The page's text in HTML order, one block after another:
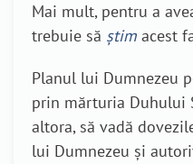
Mai mult, pentru a
trebuie să știm acest
Planul lui Dumnezeu
prin mărturia Duhului
altora, să vadă
lui Dumnezeu și